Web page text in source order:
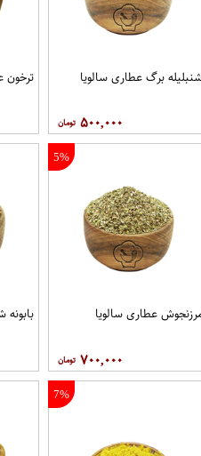
برگ عطاری سالویا
۵۰۰,۰۰۰
ترخون
5%
عطاری سالویا
۷۰۰,۰۰۰
7%